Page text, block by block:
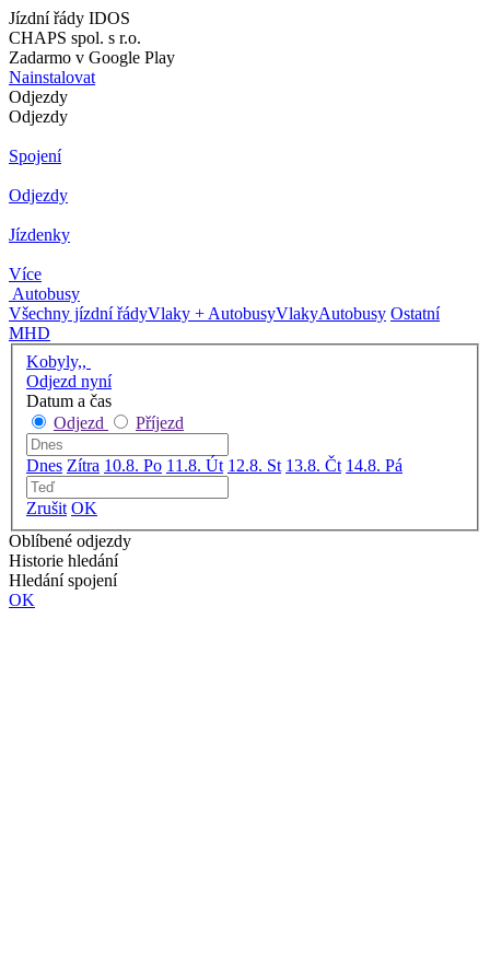
Jízdní řády IDOS
CHAPS spol. s r.o.
Zadarmo v Google Play
Nainstalovat
Odjezdy
Odjezdy
Spojení
Odjezdy
Jízdenky
Více
Autobusy
Všechny jízdní řádyVlaky + AutobusyVlakyAutobusy Ostatní
MHD
Kobyly,,
Odjezd nyní
Datum a čas
Odjezd
Příjezd
Dnes Zítra 10.8. Po 11.8. Út 12.8. St 13.8. Čt 14.8. Pá
Zrušit OK
Oblíbené odjezdy
Historie hledání
Hledání spojení
OK